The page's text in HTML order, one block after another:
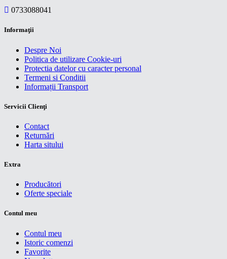
0733088041
Informaţii
Despre Noi
Politica de utilizare Cookie-uri
Protectia datelor cu caracter personal
Termeni si Conditii
Informații Transport
Servicii Clienţi
Contact
Returnări
Harta sitului
Extra
Producători
Oferte speciale
Contul meu
Contul meu
Istoric comenzi
Favorite